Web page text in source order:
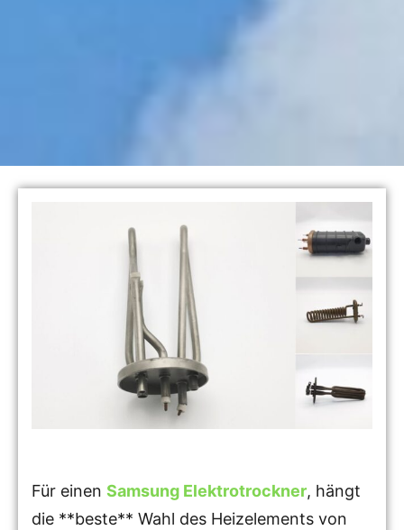
Für einen Samsung Elektrotrockner, hängt
die **beste** Wahl des Heizelements von